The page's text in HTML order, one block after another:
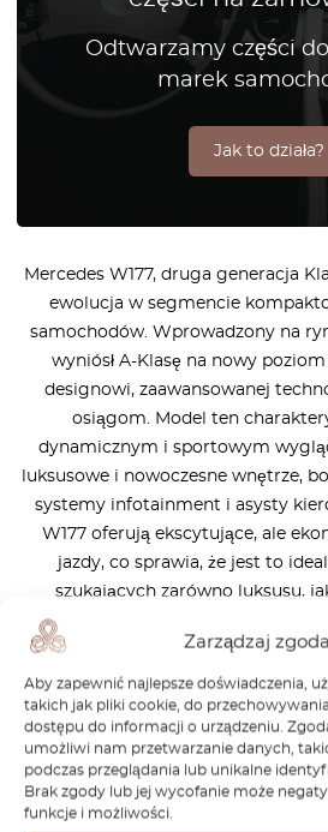
Zarządzaj
Aby zapewnić najlepsze doświadczenia,
takich jak pliki cookie, do
dostępu do informacji o urządzeniu.
umożliwi nam przetwarzanie danych,
podczas przeglądania lub unikalne
Brak zgody lub jej wycofanie może
funkcje i możliwości.
Odtwarzamy części
marek
Jak to działa?
Mercedes W177, druga generacja
ewolucja w segmencie
samochodów. Wprowadzony na
wyniósł A-Klasę na nowy
designowi, zaawansowanej
osiągom. Model ten
dynamicznym i sportowym
luksusowe i nowoczesne wnętrze,
systemy infotainment i asysty
W177 oferują ekscytujące, ale
jazdy, co sprawia, że jest to
szukających zarówno luksusu,
kompaktowym pojeździe. W
wysokiej jakości części zamienne
dla Mercedesa W177, zapewniając,
będzie działał na najwyższym
czy zajmujesz się konserwacją,
nasze części zapewniają
długotrwałą wytrzymałość.
zachować elegancję,